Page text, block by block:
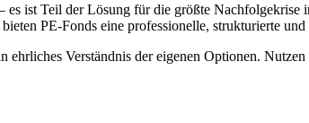
ist Teil der Lösung für die größte Nachfolgekrise
PE-Fonds eine professionelle, strukturierte
ehrliches Verständnis der eigenen Optionen.